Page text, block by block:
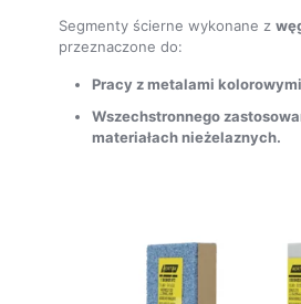
Segmenty ścierne wykonane z
przeznaczone do:
Pracy z metalami
Wszechstronnego
materiałach nieżelaznych.